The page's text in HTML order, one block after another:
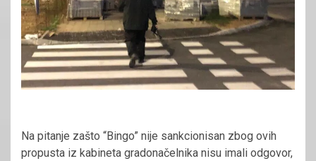
Na pitanje zašto “Bingo” nije sankcionisan zbog ovih
propusta iz kabineta gradonačelnika nisu imali odgovor,